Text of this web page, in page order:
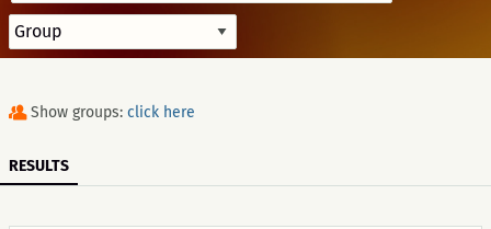
Show groups: click here
RESULTS